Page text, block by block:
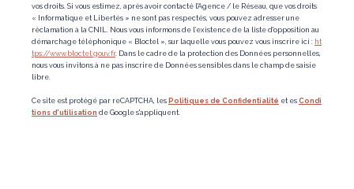
vos droits. Si vous estimez, après avoir contacté l'Agence / le Réseau, que vos droits
« Informatique et Libertés » ne sont pas respectés, vous pouvez adresser une
réclamation à la CNIL. Nous vous informons de l’existence de la liste d'opposition au
démarchage téléphonique « Bloctel », sur laquelle vous pouvez vous inscrire ici : ht
tps://www.bloctel.gouv.fr. Dans le cadre de la protection des Données personnelles,
nous vous invitons à ne pas inscrire de Données sensibles dans le champ de saisie
libre.
Ce site est protégé par reCAPTCHA, les Politiques de Confidentialité et es Condi
tions d'utilisation de Google s'appliquent.